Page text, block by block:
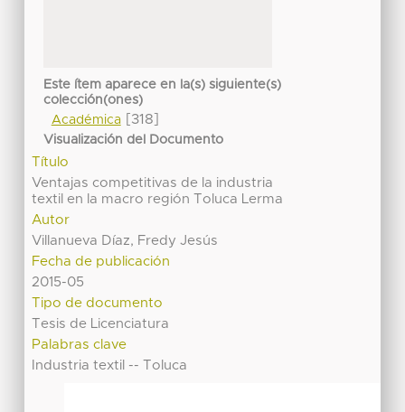
Este ítem aparece en la(s) siguiente(s)
colección(ones)
Académica[318]
Visualización del Documento
Título
Ventajas competitivas de la industria
textil en la macro región Toluca Lerma
Autor
Villanueva Díaz, Fredy Jesús
Fecha de publicación
2015-05
Tipo de documento
Tesis de Licenciatura
Palabras clave
Industria textil -- Toluca